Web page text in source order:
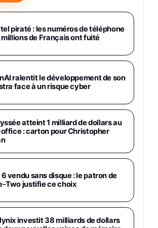
Galaxy Miracle Ultra, Smartphone
5G avec Galaxy AI, 512 Go,
Secteur Rapide 25W Inclus,
déverrouillé, Noir, Version FR
Ultra 512 Go Bleu
Fnac (Vendeur Tiers)
S26 Ultra 256 Go Violet
Fnac (Vendeur Tiers)
- Casque Enfant - Bleu &
Audio 5 Casques, Blanc
29,96€Fnac (Vendeur Tiers)
AC59U Routeur sans Fil Double
(Serveur et Client VPN, Triple
Point d'accès et Bridge, contrôle
Qos)
piraté : les numéros de téléphone
millions de Français ont fuité
ralentit le développement de son
face à un risque cyber
atteint 1 milliard de dollars au
: carton pour Christopher
6 vendu sans disque : le patron de
Two justifie ce choix
investit 38 milliards de dollars